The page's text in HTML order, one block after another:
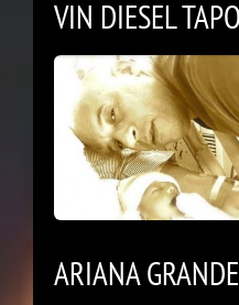
VIN DIESEL
ARIANA